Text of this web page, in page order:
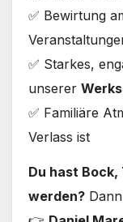
✅ Bewirtung
✅ Starkes,
unserer
✅ Familiäre
Verlass ist
Du hast Bock,
werden?